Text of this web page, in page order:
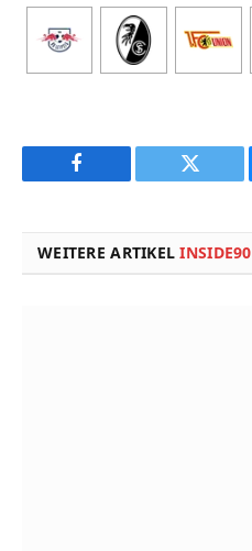
Facebook Twitter
WEITERE ARTIKELINSIDE90